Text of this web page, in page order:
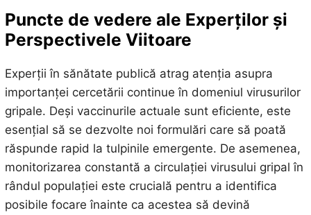
Puncte de vedere ale Experților și
Perspectivele Viitoare
Experții în sănătate publică atrag atenția asupra
importanței cercetării continue în domeniul virusurilor
gripale. Deși vaccinurile actuale sunt eficiente, este
esențial să se dezvolte noi formulări care să poată
răspunde rapid la tulpinile emergente. De asemenea,
monitorizarea constantă a circulației virusului gripal în
rândul populației este crucială pentru a identifica
posibile focare înainte ca acestea să devină